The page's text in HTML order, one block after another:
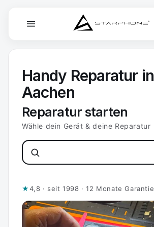
Inhalt
Handy Reparatur in
Aachen
Reparatur starten
Wähle dein Gerät & deine Reparatur
★4,8 · seit 1998 · 12 Monate Garantie